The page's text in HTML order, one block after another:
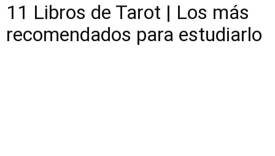
11 Libros de Tarot | Los más
recomendados para estudiarlo